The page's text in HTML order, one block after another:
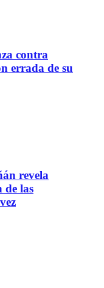
contra
errada de su
revela
de las